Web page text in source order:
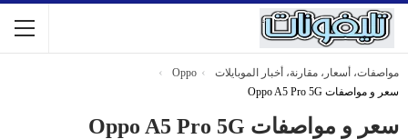
مواصفات، أسعار، مقارنة، أخبار الموبايلات
Oppo
سعر و مواصفات Oppo A5 Pro 5G
سعر و مواصفات Oppo A5 Pro 5G